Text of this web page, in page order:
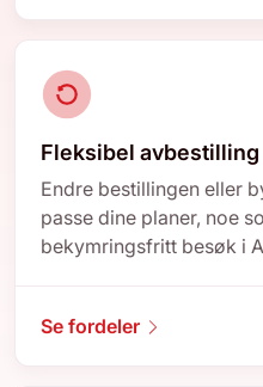
Fleksibel avbestilling
Endre bestillingen eller
passe dine planer, noe
bekymringsfritt besøk i
Se fordeler